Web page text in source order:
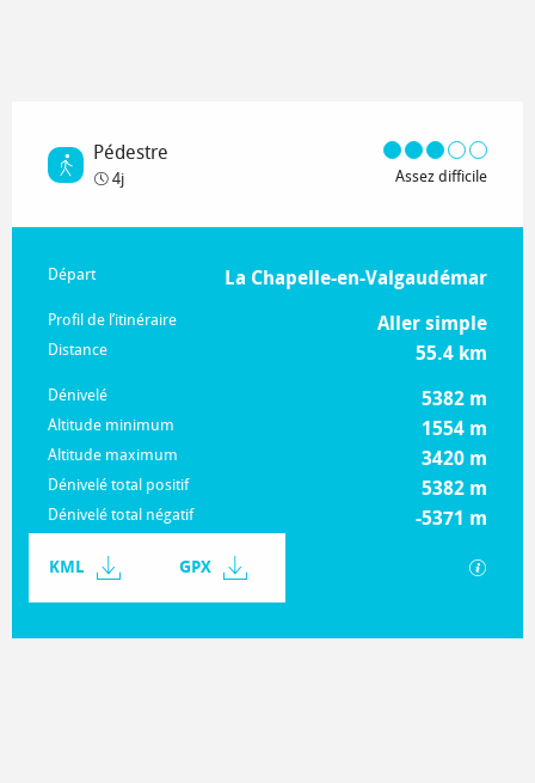
Pédestre
4j Assez difficile
Informations pratiques
Départ La Chapelle-en-Valgaudémar
Profil de l’itinéraire Aller simple
Distance 55.4 km
Dénivelé 5382 m
Altitude minimum 1554 m
Altitude maximum 3420 m
Dénivelé total positif 5382 m
Dénivelé total négatif -5371 m
KML GPX